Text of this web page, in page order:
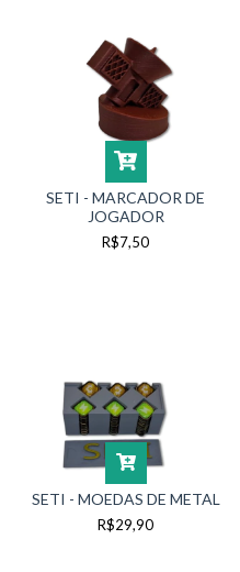
SETI - MARCADOR DE
JOGADOR
R$7,50
SETI - MOEDAS DE METAL
R$29,90